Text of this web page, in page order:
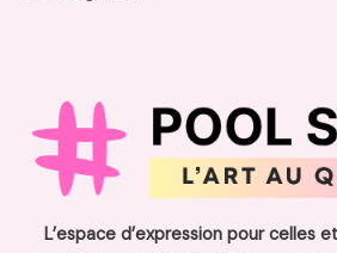
L’espace d’expression pour celles